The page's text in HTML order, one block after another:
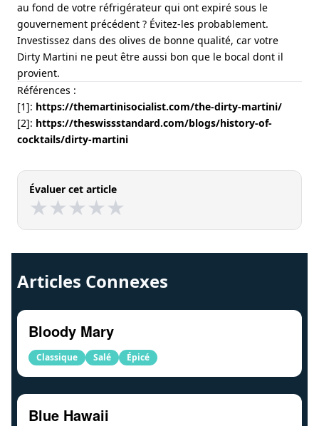
au fond de votre réfrigérateur qui ont expiré sous le
gouvernement précédent ? Évitez-les probablement.
Investissez dans des olives de bonne qualité, car votre
Dirty Martini ne peut être aussi bon que le bocal dont il
provient.
Références :
[1]: https://themartinisocialist.com/the-dirty-martini/
[2]: https://theswissstandard.com/blogs/history-of-
cocktails/dirty-martini
Évaluer cet article
★
★★
★★
★★
★★
★
Articles Connexes
Bloody Mary
Classique Salé Épicé
Blue Hawaii